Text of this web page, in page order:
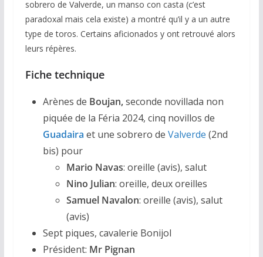
sobrero de Valverde, un manso con casta (c’est
paradoxal mais cela existe) a montré qu’il y a un autre
type de toros. Certains aficionados y ont retrouvé alors
leurs répères.
Fiche technique
Arènes de Boujan,seconde novillada non
piquée de la Féria 2024, cinq novillos de
Guadaira et une sobrero de Valverde (2nd
bis) pour
Mario Navas: oreille (avis), salut
Nino Julian: oreille, deux oreilles
Samuel Navalon: oreille (avis), salut
(avis)
Sept piques, cavalerie Bonijol
Président: Mr Pignan